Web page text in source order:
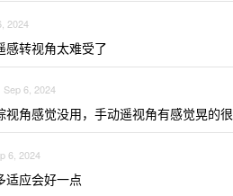
2024
感转视角太难受了
Sep 6, 2024
视角感觉没用，手动遥视角有感觉晃的很
6, 2024
适应会好一点